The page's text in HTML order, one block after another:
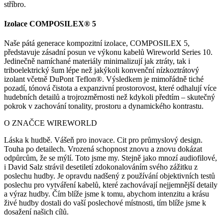
stříbro.
Izolace COMPOSILEX® 5
Naše pátá generace kompozitní izolace, COMPOSILEX 5,
představuje zásadní posun ve výkonu kabelů Wireworld Series 10.
Jedinečně namíchané materiály minimalizují jak ztráty, tak i
triboelektrický šum lépe než jakýkoli konvenční nízkoztrátový
izolant včetně DuPont Teflon®. Výsledkem je mimořádně tiché
pozadí, tónová čistota a expanzivní prostorovost, které odhalují více
hudebních detailů a trojrozměrnosti než kdykoli předtím – skutečný
pokrok v zachování tonality, prostoru a dynamického kontrastu.
O ZNAČCE WIREWORLD
Láska k hudbě. Vášeň pro inovace. Cit pro průmyslový design.
Touha po detailech. Vrozená schopnost znovu a znovu dokázat
odpůrcům, že se mýlí. Toto jsme my. Stejně jako mnozí audiofilové,
i David Salz strávil desetiletí zdokonalováním svého zážitku z
poslechu hudby. Je opravdu nadšený z používání objektivních testů
poslechu pro vytváření kabelů, které zachovávají nejjemnější detaily
a výraz hudby. Čím blíže jsme k tomu, abychom intenzitu a krásu
živé hudby dostali do vaší poslechové místnosti, tím blíže jsme k
dosažení našich cílů.